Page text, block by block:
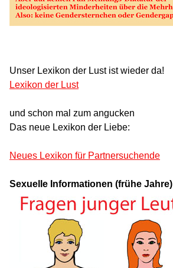
Unser Lexikon der Lust ist wieder da!
Lexikon der Lust
und schon mal zum angucken
Das neue Lexikon der Liebe:
Neues Lexikon für Partnersuchende
Sexuelle Informationen (frühe Jahre)